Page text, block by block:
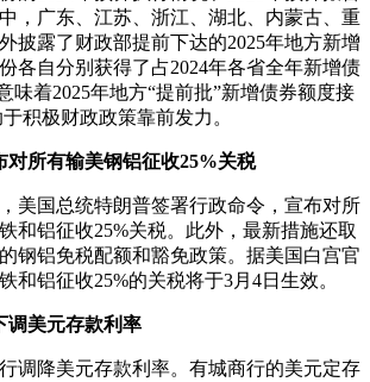
，广东、江苏、浙江、湖北、内蒙古、重
披露了财政部提前下达的2025年地方新增
各自分别获得了占2024年各省全年新增债
味着2025年地方“提前批”新增债券额度接
积极财政政策靠前发力。
对所有输美钢铝征收25%关税
美国总统特朗普签署行政命令，宣布对所
和铝征收25%关税。此外，最新措施还取
钢铝免税配额和豁免政策。据美国白宫官
和铝征收25%的关税将于3月4日生效。
调美元存款利率
调降美元存款利率。有城商行的美元定存